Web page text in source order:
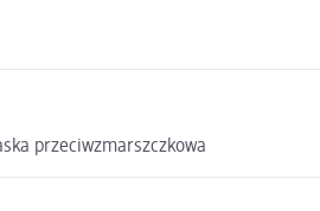
przeciwzmarszczkowa